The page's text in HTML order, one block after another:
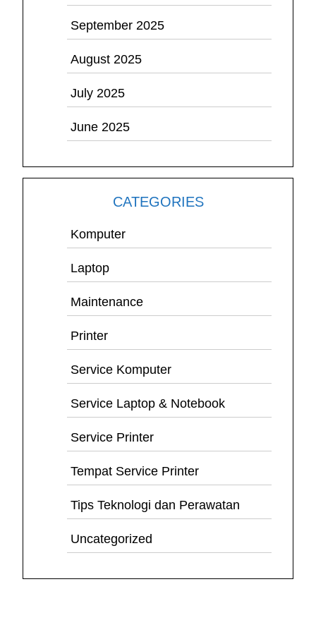
September 2025
August 2025
July 2025
June 2025
CATEGORIES
Komputer
Laptop
Maintenance
Printer
Service Komputer
Service Laptop & Notebook
Service Printer
Tempat Service Printer
Tips Teknologi dan Perawatan
Uncategorized